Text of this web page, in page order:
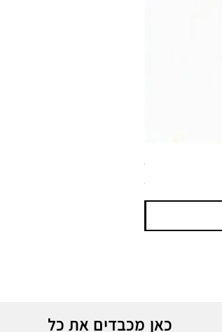
ספריי צבע שחור לטמבון MTN WEPRO Bumper Paint
מחיר
כאן מכבדים את כל